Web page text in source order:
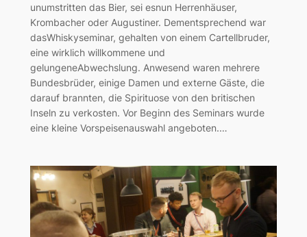
unumstritten das Bier, sei esnun Herrenhäuser,
Krombacher oder Augustiner. Dementsprechend war
dasWhiskyseminar, gehalten von einem Cartellbruder,
eine wirklich willkommene und
gelungeneAbwechslung. Anwesend waren mehrere
Bundesbrüder, einige Damen und externe Gäste, die
darauf brannten, die Spirituose von den britischen
Inseln zu verkosten. Vor Beginn des Seminars wurde
eine kleine Vorspeisenauswahl angeboten.…